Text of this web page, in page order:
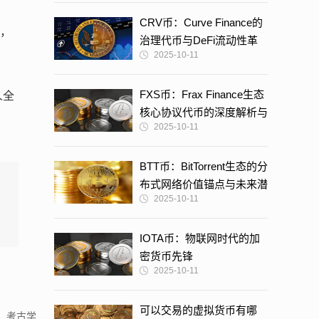
全
考古学
CRV币：Curve Finance的
治理代币与DeFi流动性革
命核心引擎
2025-10-11
FXS币：Frax Finance生态
核心协议代币的深度解析与
未来展望
2025-10-11
BTT币：BitTorrent生态的分
布式网络价值锚点与未来潜
力解析
2025-10-11
IOTA币：物联网时代的加
密货币先锋
2025-10-11
可以交易的虚拟货币有哪